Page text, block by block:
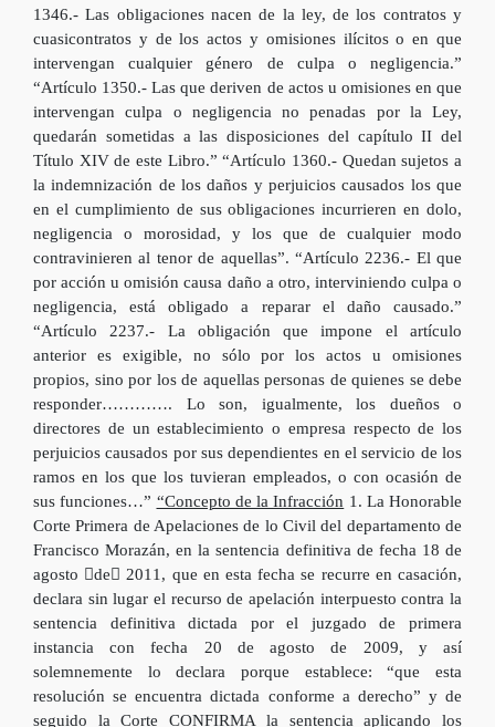
1346.- Las obligaciones nacen de la ley, de los contratos y
cuasicontratos y de los actos y omisiones ilícitos o en que
intervengan cualquier género de culpa o negligencia.”
“Artículo 1350.- Las que deriven de actos u omisiones en que
intervengan culpa o negligencia no penadas por la Ley,
quedarán sometidas a las disposiciones del capítulo II del
Título XIV de este Libro.” “Artículo 1360.- Quedan sujetos a
la indemnización de los daños y perjuicios causados los que
en el cumplimiento de sus obligaciones incurrieren en dolo,
negligencia o morosidad, y los que de cualquier modo
contravinieren al tenor de aquellas”. “Artículo 2236.- El que
por acción u omisión causa daño a otro, interviniendo culpa o
negligencia, está obligado a reparar el daño causado.”
“Artículo 2237.- La obligación que impone el artículo
anterior es exigible, no sólo por los actos u omisiones
propios, sino por los de aquellas personas de quienes se debe
responder…………. Lo son, igualmente, los dueños o
directores de un establecimiento o empresa respecto de los
perjuicios causados por sus dependientes en el servicio de los
ramos en los que los tuvieran empleados, o con ocasión de
sus funciones…” “Concepto de la Infracción 1. La Honorable
Corte Primera de Apelaciones de lo Civil del departamento de
Francisco Morazán, en la sentencia definitiva de fecha 18 de
agosto de 2011, que en esta fecha se recurre en casación,
declara sin lugar el recurso de apelación interpuesto contra la
sentencia definitiva dictada por el juzgado de primera
instancia con fecha 20 de agosto de 2009, y así
solemnemente lo declara porque establece: “que esta
resolución se encuentra dictada conforme a derecho” y de
seguido la Corte CONFIRMA la sentencia aplicando los